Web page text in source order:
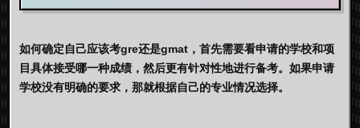
如何确定自己应该考gre还是gmat，首先需要看申请的学校和项
目具体接受哪一种成绩，然后更有针对性地进行备考。如果申请
学校没有明确的要求，那就根据自己的专业情况选择。